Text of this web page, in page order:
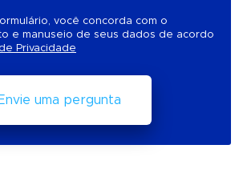
você concorda com o
e manuseio de seus dados de acordo
Privacidade